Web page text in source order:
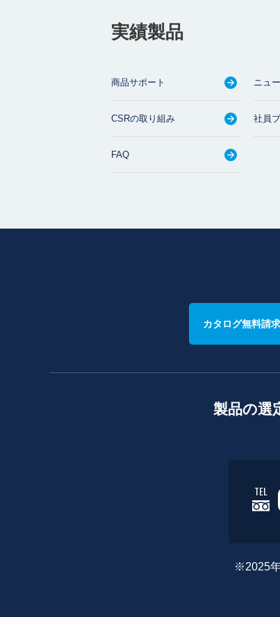
実績製品
商品サポート ニュ
CSRの取り組み 社員
FAQ
カタログ無料請
製品の選
TEL
※2025